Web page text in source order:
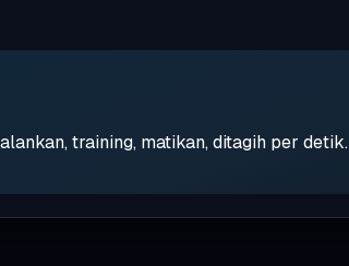
training, matikan, ditagih per detik.